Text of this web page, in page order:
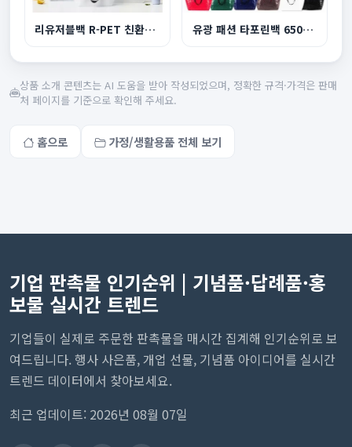
리유저블백 R-PET 친환경 쇼핑백 소형 380x300x150... 유광 패션 타포린백 650x400x200mm
상품 소개 콘텐츠는 AI 도움을 받아 작성되었으며, 정확한 규격·가격은 판매
처 페이지를 기준으로 확인해 주세요.
홈으로 가정/생활용품 전체 보기
기업 판촉물 인기순위 | 기념품·답례품·홍
보물 실시간 트렌드
기업들이 실제로 주문한 판촉물을 매시간 집계해 인기순위로 보
여드립니다. 행사 사은품, 개업 선물, 기념품 아이디어를 실시간
트렌드 데이터에서 찾아보세요.
최근 업데이트: 2026년 08월 07일